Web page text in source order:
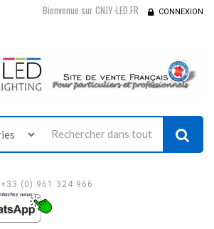
Bienvenue sur CNJY-LED.FR CONNEXION
+33 (0) 961 324 966